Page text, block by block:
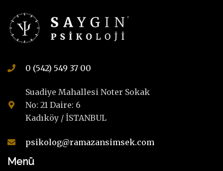
0 (542) 549 37 00
Suadiye Mahallesi Noter Sokak
No: 21 Daire: 6
Kadıköy / İSTANBUL
psikolog@ramazansimsek.com
Menü